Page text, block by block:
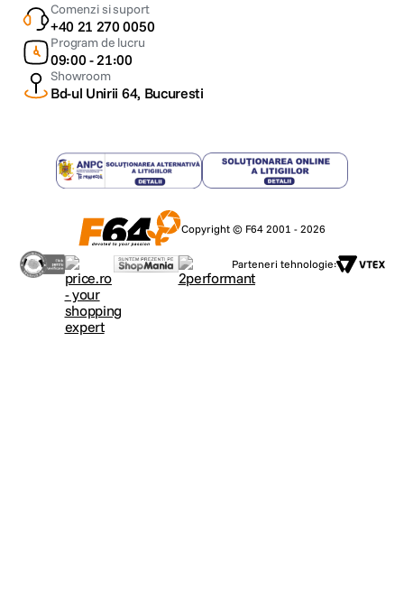
Comenzi si suport
+40 21 270 0050
Program de lucru
09:00 - 21:00
Showroom
Bd-ul Unirii 64, Bucuresti
Copyright © F64 2001 - 2026
Parteneri tehnologie: